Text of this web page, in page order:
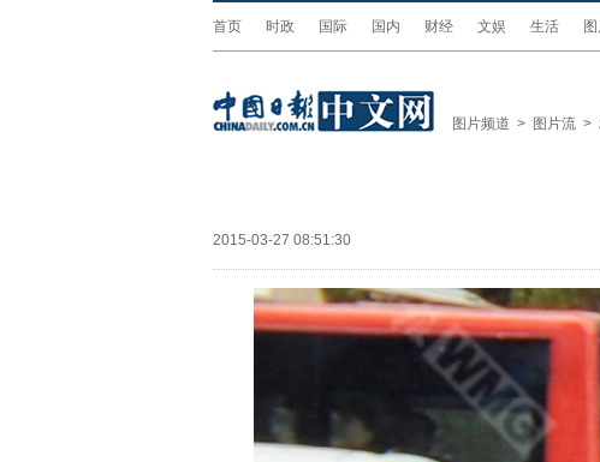
首页 时政 国际 国内 财经 文娱 生活
图片频道 > 图片流 >
2015-03-27 08:51:30